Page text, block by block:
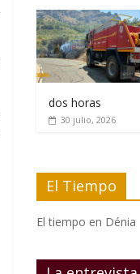
dos horas
30 julio, 2026
El Tiempo
El tiempo en Dénia